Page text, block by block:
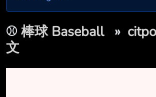
⚾ 棒球 Baseball »
文